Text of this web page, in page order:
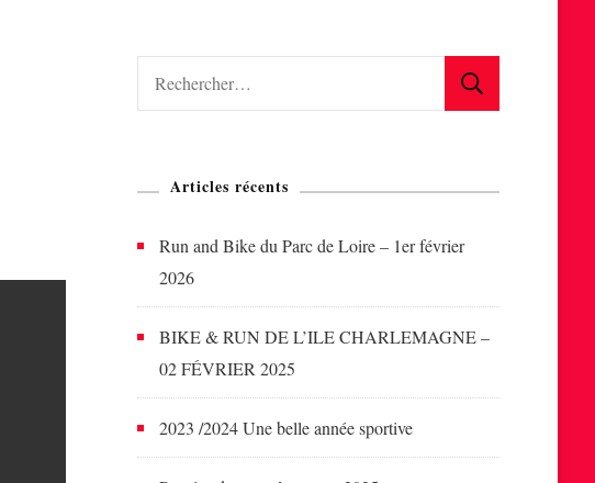
Rechercher :
Articles récents
Run and Bike du Parc de Loire – 1er février
2026
BIKE & RUN DE L’ILE CHARLEMAGNE –
02 FÉVRIER 2025
2023 /2024 Une belle année sportive